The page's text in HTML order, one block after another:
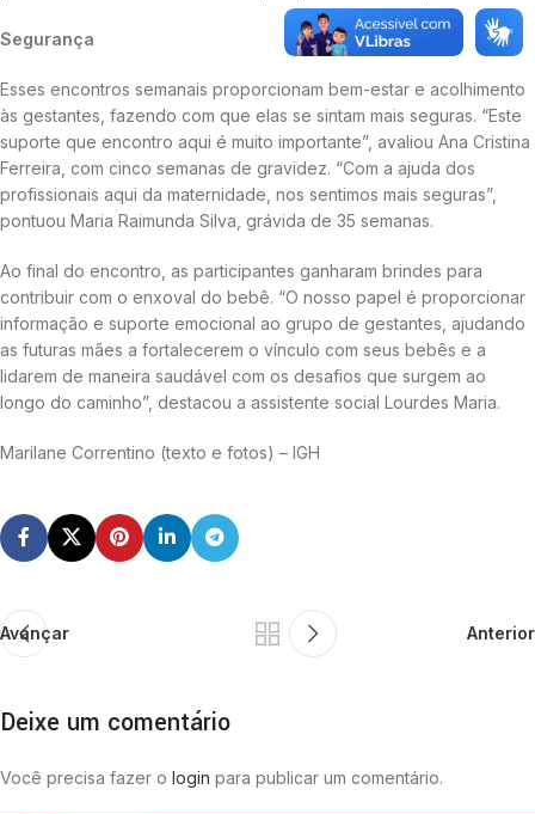
Segurança
Esses encontros semanais proporcionam bem-estar e acolhimento
às gestantes, fazendo com que elas se sintam mais seguras. “Este
suporte que encontro aqui é muito importante”, avaliou Ana Cristina
Ferreira, com cinco semanas de gravidez. “Com a ajuda dos
profissionais aqui da maternidade, nos sentimos mais seguras”,
pontuou Maria Raimunda Silva, grávida de 35 semanas.
Ao final do encontro, as participantes ganharam brindes para
contribuir com o enxoval do bebê. “O nosso papel é proporcionar
informação e suporte emocional ao grupo de gestantes, ajudando
as futuras mães a fortalecerem o vínculo com seus bebês e a
lidarem de maneira saudável com os desafios que surgem ao
longo do caminho”, destacou a assistente social Lourdes Maria.
Marilane Correntino (texto e fotos) – IGH
Avançar Anterior
Deixe um comentário
Você precisa fazer o login para publicar um comentário.